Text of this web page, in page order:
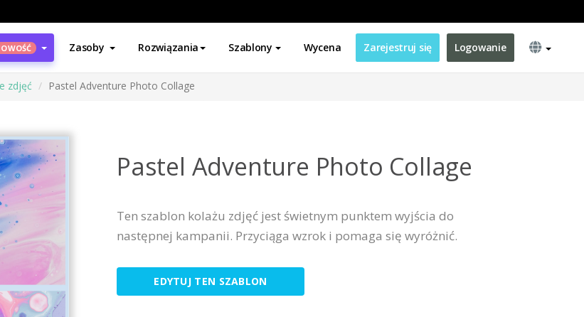
Zasoby Rozwiązania Szablony Wycena Zarejestruj się Logowanie
zdjęć Pastel Adventure Photo Collage
Pastel Adventure Photo Collage
Ten szablon kolażu zdjęć jest świetnym punktem wyjścia do
następnej kampanii. Przyciąga wzrok i pomaga się wyróżnić.
EDYTUJ TEN SZABLON